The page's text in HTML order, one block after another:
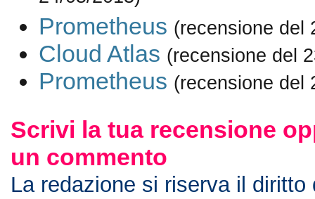
Prometheus (recensione del
Cloud Atlas (recensione del
Prometheus (recensione del
Scrivi la tua recensione
un commento
La redazione si riserva il diritto